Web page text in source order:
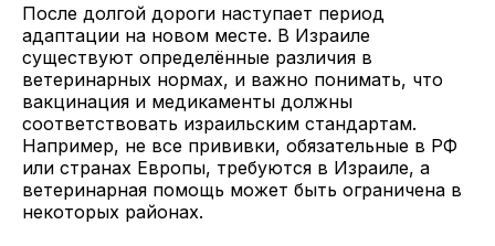
После долгой дороги наступает период
адаптации на новом месте. В Израиле
существуют определённые различия в
ветеринарных нормах, и важно понимать, что
вакцинация и медикаменты должны
соответствовать израильским стандартам.
Например, не все прививки, обязательные в РФ
или странах Европы, требуются в Израиле, а
ветеринарная помощь может быть ограничена в
некоторых районах.